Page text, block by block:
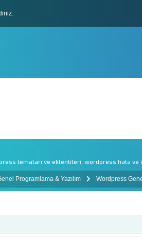
Programlama & Yazılım Wordpress
temaları ve eklentileri, wordpress hata ve